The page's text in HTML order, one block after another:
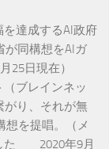
達成するAI政府
が同構想をAIガ
25日現在）
ブレインネッ
がり、それが無
想を提唱。（メ
した 2020年9月